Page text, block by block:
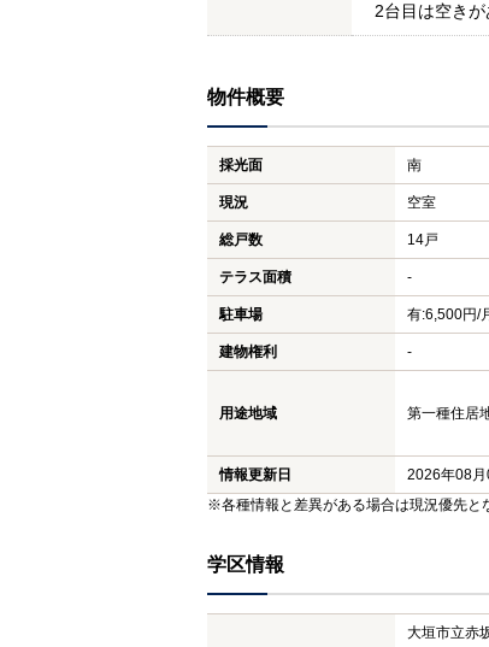
2台目は空きが
物件概要
採光面 南
現況 空室
総戸数 14戸
テラス面積 -
駐車場 有:6,500円/
建物権利 -
用途地域 第一種住居
情報更新日 2026年08月
※各種情報と差異がある場合は現況優先と
学区情報
大垣市立赤